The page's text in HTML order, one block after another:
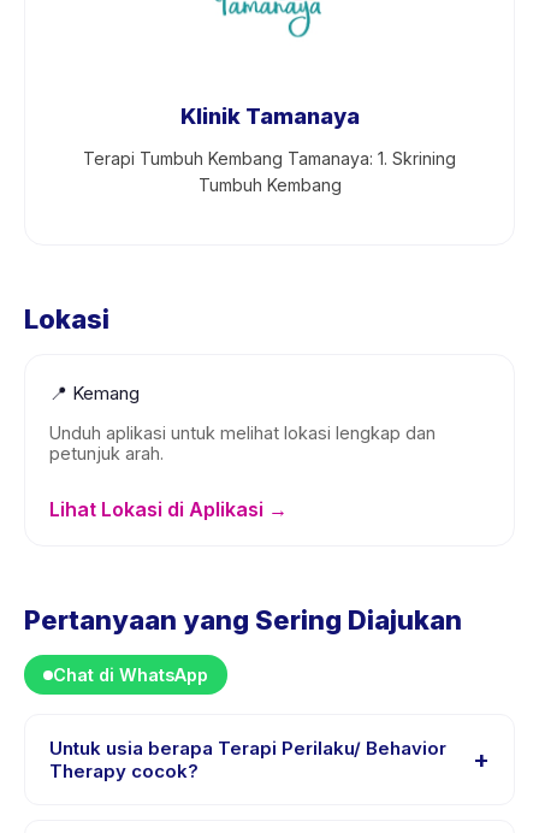
Klinik Tamanaya
Terapi Tumbuh Kembang Tamanaya: 1. Skrining
Tumbuh Kembang
Lokasi
📍 Kemang
Unduh aplikasi untuk melihat lokasi lengkap dan
petunjuk arah.
Lihat Lokasi di Aplikasi →
Pertanyaan yang Sering Diajukan
Chat di WhatsApp
Untuk usia berapa Terapi Perilaku/ Behavior
Therapy cocok?
+